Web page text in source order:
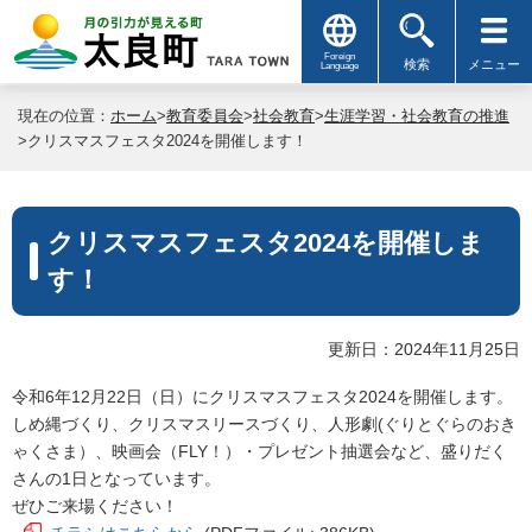
Foreign
Language
検索 メニュー
現在の位置： ホーム>教育委員会>社会教育>生涯学習・社会教育の推進
>クリスマスフェスタ2024を開催します！
クリスマスフェスタ2024を開催しま
す！
更新日：2024年11月25日
令和6年12月22日（日）にクリスマスフェスタ2024を開催します。
しめ縄づくり、クリスマスリースづくり、人形劇(ぐりとぐらのおき
ゃくさま）、映画会（FLY！）・プレゼント抽選会など、盛りだく
さんの1日となっています。
ぜひご来場ください！